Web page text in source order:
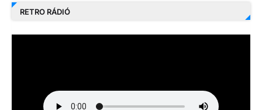
RETRO RÁDIÓ